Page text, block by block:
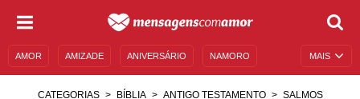
MAIS
AMOR AMIZADE ANIVERSÁRIO NAMORO
CATEGORIAS BÍBLIA ANTIGO TESTAMENTO SALMOS